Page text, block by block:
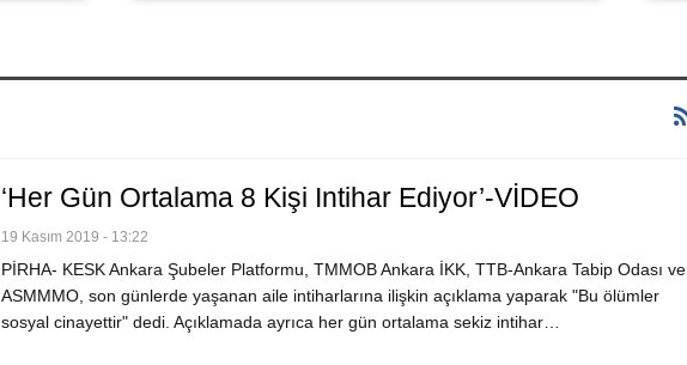
‘Her Gün Ortalama 8 Kişi Intihar Ediyor’-VİDEO
19 Kasım 2019 - 13:22
PİRHA- KESK Ankara Şubeler Platformu, TMMOB Ankara İKK, TTB-Ankara Tabip Odası ve
ASMMMO, son günlerde yaşanan aile intiharlarına ilişkin açıklama yaparak "Bu ölümler
sosyal cinayettir" dedi. Açıklamada ayrıca her gün ortalama sekiz intihar…